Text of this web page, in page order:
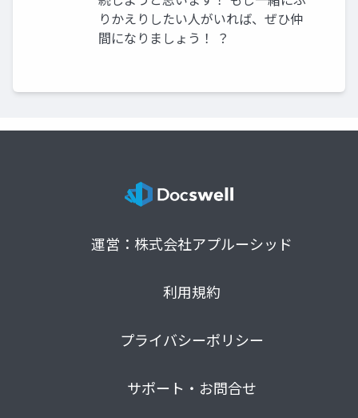
りかえりしたい人がいれば、ぜひ仲
間になりましょう！ ？
運営：株式会社アプルーシッド
利用規約
プライバシーポリシー
サポート・お問合せ